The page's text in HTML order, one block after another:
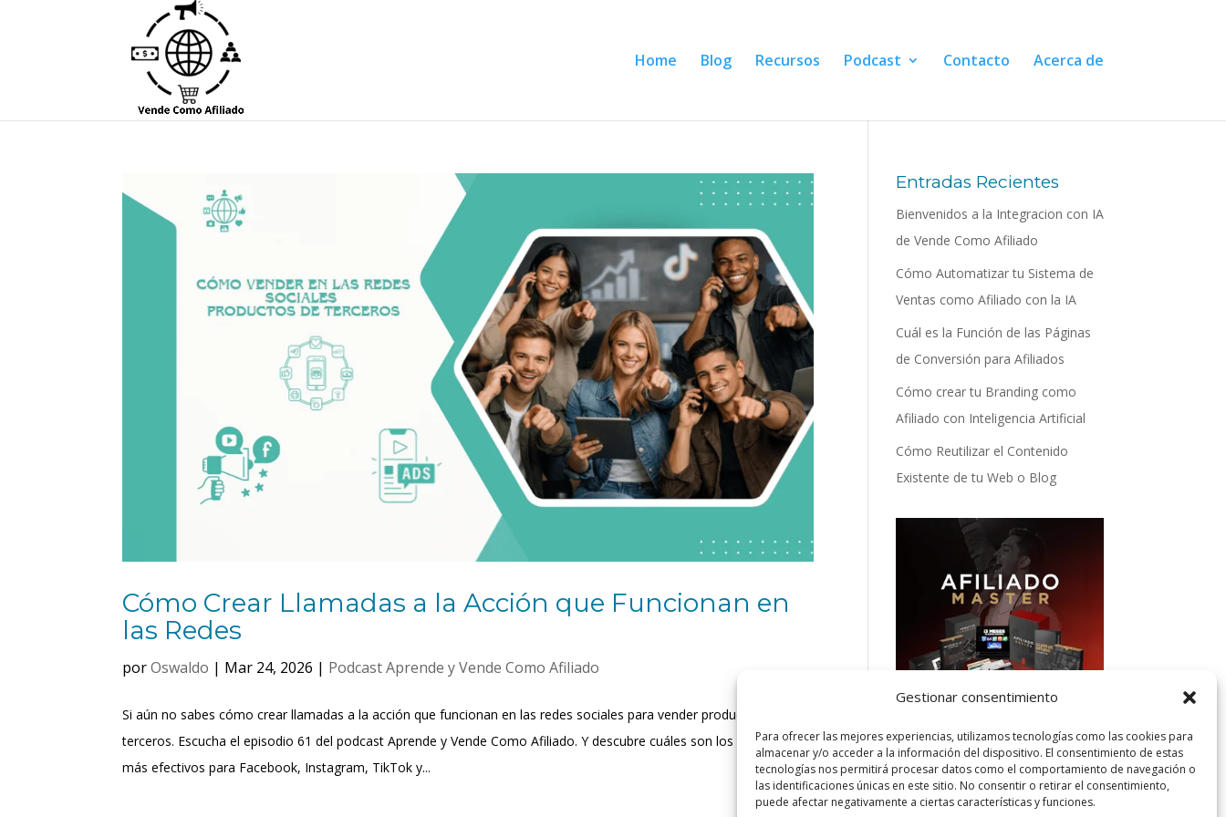
Gestionar consentimiento
Para ofrecer las mejores experiencias, utilizamos tecnologías como las cookies para
almacenar y/o acceder a la información del dispositivo. El consentimiento de estas
tecnologías nos permitirá procesar datos como el comportamiento de navegación o
las identificaciones únicas en este sitio. No consentir o retirar el consentimiento,
puede afectar negativamente a ciertas características y funciones.
Home Blog Recursos Podcast Contacto Acerca de
Cómo Crear Llamadas a la Acción que Funcionan en
las Redes
porOswaldo | Mar 24, 2026 | Podcast Aprende y Vende Como Afiliado
Si aún no sabes cómo crear llamadas a la acción que funcionan en las redes sociales para vender productos de
terceros. Escucha el episodio 61 del podcast Aprende y Vende Como Afiliado. Y descubre cuáles son los ejemplos
más efectivos para Facebook, Instagram, TikTok y...
Entradas Recientes
Bienvenidos a la Integracion con IA
de Vende Como Afiliado
Cómo Automatizar tu Sistema de
Ventas como Afiliado con la IA
Cuál es la Función de las Páginas
de Conversión para Afiliados
Cómo crear tu Branding como
Afiliado con Inteligencia Artificial
Cómo Reutilizar el Contenido
Existente de tu Web o Blog
Categorías
Categorías